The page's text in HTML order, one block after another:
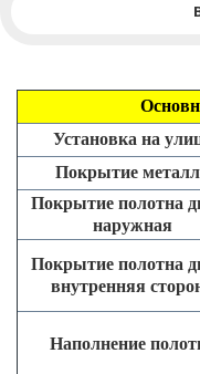
Установка на
Покрытие
Покрытие полотна
наружная
Покрытие полотна
внутренняя
Наполнение